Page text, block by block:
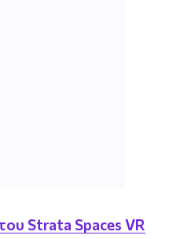
Strata Spaces VR